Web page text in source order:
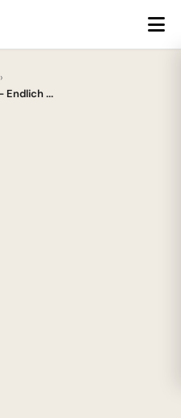
›
Endlich ...